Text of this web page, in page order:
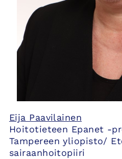
Eija Paavilainen
Hoitotieteen Epanet -
Tampereen yliopisto/
sairaanhoitopiiri